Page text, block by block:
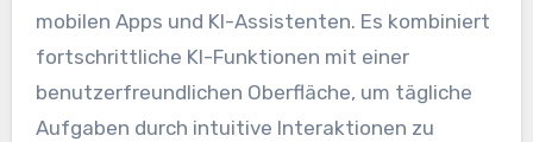
mobilen Apps und KI-Assistenten. Es kombiniert
fortschrittliche KI-Funktionen mit einer
benutzerfreundlichen Oberfläche, um tägliche
Aufgaben durch intuitive Interaktionen zu